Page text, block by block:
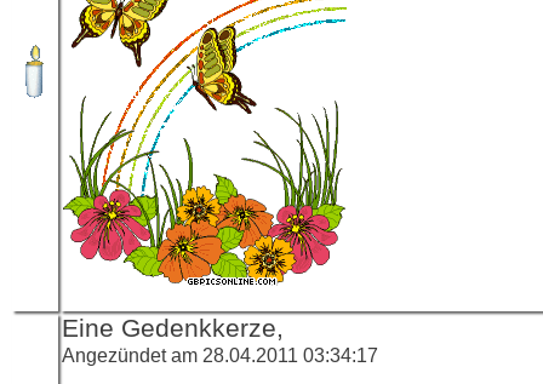
Eine Gedenkkerze,
Angezündet am 28.04.2011 03:34:17